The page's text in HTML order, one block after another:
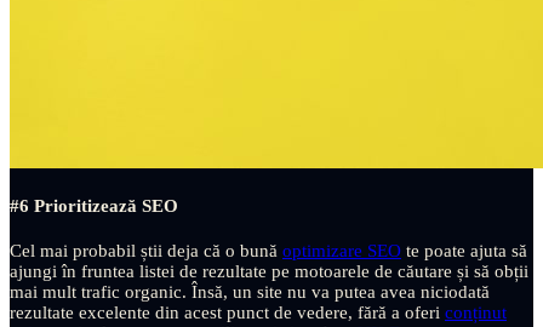
#6 Prioritizează SEO
Cel mai probabil știi deja că o bună optimizare SEO te poate ajuta să
ajungi în fruntea listei de rezultate pe motoarele de căutare și să obții
mai mult trafic organic. Însă, un site nu va putea avea niciodată
rezultate excelente din acest punct de vedere, fără a oferi conținut